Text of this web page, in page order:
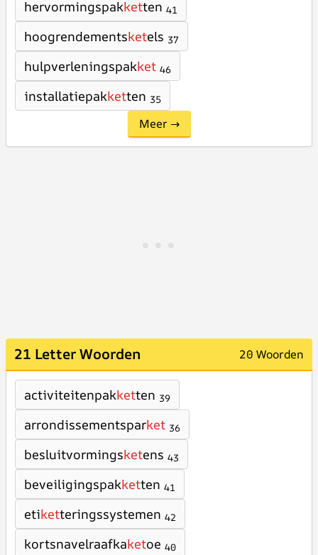
hervormingspakketten 41
hoogrendementsketels 37
hulpverleningspakket 46
installatiepakketten 35
Meer →
21 Letter Woorden 20 Woorden
activiteitenpakketten 39
arrondissementsparket 36
besluitvormingsketens 43
beveiligingspakketten 41
etiketteringssystemen 42
kortsnavelraafkaketoe 40